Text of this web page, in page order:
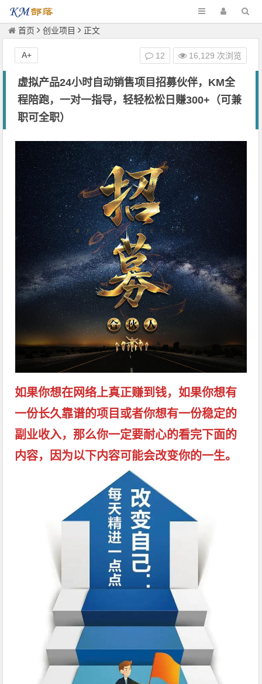
首页 创业项目 正文
虚拟产品24小时自动销售项目招募伙伴，KM全
程陪跑，一对一指导，轻轻松松日赚300+（可兼
职可全职）
如果你想在网络上真正赚到钱，如果你想有
一份长久靠谱的项目或者你想有一份稳定的
副业收入，那么你一定要耐心的看完下面的
内容，因为以下内容可能会改变你的一生。
12 16,129 次浏览
A+